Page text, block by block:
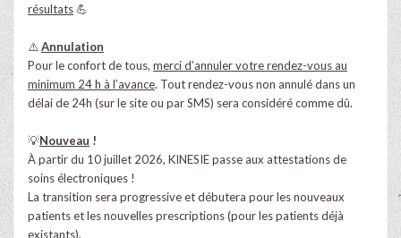
résultats💪
⚠️ Annulation
Pour le confort de tous, merci d’annuler votre rendez-vous au
minimum 24 h à l’avance. Tout rendez-vous non annulé dans un
délai de 24h (sur le site ou par SMS) sera considéré comme dû.
💡Nouveau !
À partir du 10 juillet 2026, KINESIE passe aux attestations de
soins électroniques !
La transition sera progressive et débutera pour les nouveaux
patients et les nouvelles prescriptions (pour les patients déjà
existants).